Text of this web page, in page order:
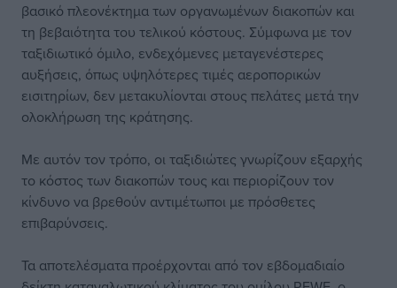
βασικό πλεονέκτημα των οργανωμένων διακοπών και
τη βεβαιότητα του τελικού κόστους. Σύμφωνα με τον
ταξιδιωτικό όμιλο, ενδεχόμενες μεταγενέστερες
αυξήσεις, όπως υψηλότερες τιμές αεροπορικών
εισιτηρίων, δεν μετακυλίονται στους πελάτες μετά την
ολοκλήρωση της κράτησης.
Με αυτόν τον τρόπο, οι ταξιδιώτες γνωρίζουν εξαρχής
το κόστος των διακοπών τους και περιορίζουν τον
κίνδυνο να βρεθούν αντιμέτωποι με πρόσθετες
επιβαρύνσεις.
Τα αποτελέσματα προέρχονται από τον εβδομαδιαίο